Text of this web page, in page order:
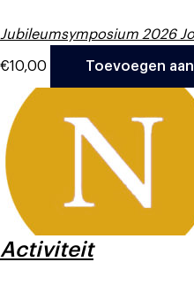
Jubileumsymposium 2026
€10,00 Toevoegen
Activiteit